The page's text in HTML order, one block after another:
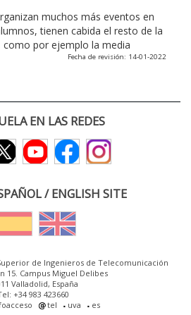
muchos más eventos en
tienen cabida el resto de la
como por ejemplo la media
Fecha de revisión: 14-01-2022
EN LAS REDES
/ ENGLISH SITE
de Ingenieros de Telecomunicación
15. Campus Miguel Delibes
Valladolid, España
+34 983 423660
tel uva es